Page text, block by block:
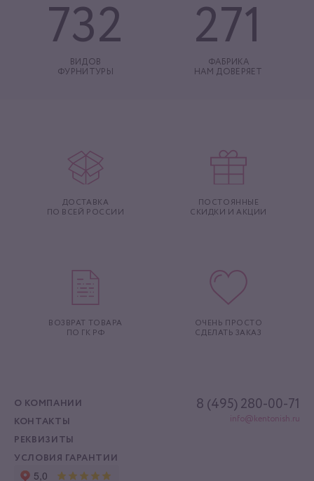
732
ВИДОВ
ФУРНИТУРЫ
271
ФАБРИКА
НАМ ДОВЕРЯЕТ
ДОСТАВКА
ПО ВСЕЙ РОССИИ
ПОСТОЯННЫЕ
СКИДКИ И АКЦИИ
ВОЗВРАТ ТОВАРА
ПО ГК РФ
ОЧЕНЬ ПРОСТО
СДЕЛАТЬ ЗАКАЗ
О КОМПАНИИ
КОНТАКТЫ
РЕКВИЗИТЫ
УСЛОВИЯ ГАРАНТИИ
8 (495) 280-00-71
info@kentonish.ru